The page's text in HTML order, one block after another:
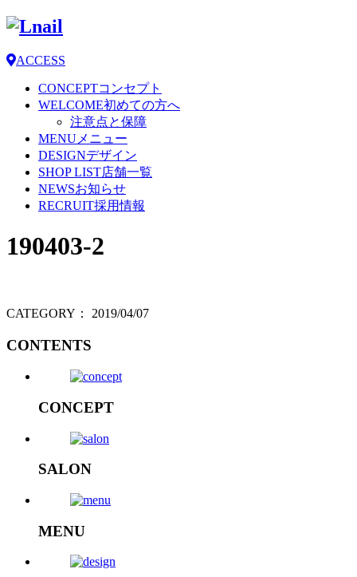
ACCESS
CONCEPTコンセプト
WELCOME初めての方へ
注意点と保障
MENU メニュー
DESIGNデザイン
SHOP LIST店舗一覧
NEWSお知らせ
RECRUIT採用情報
190403-2
CATEGORY： 2019/04/07
CONTENTS
CONCEPT
SALON
MENU